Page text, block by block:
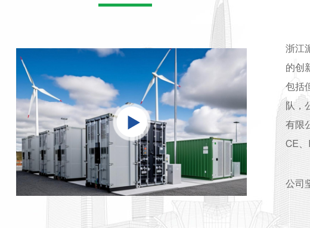
浙江
的创
包括
队，
有限
CE
公司